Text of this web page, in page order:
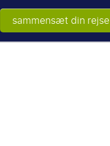
sammensæt din rejse